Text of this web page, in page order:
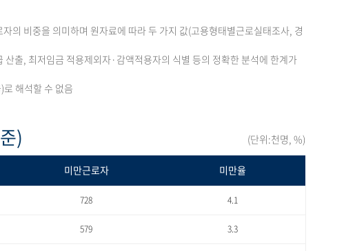
의 비중을 의미하며 원자료에 따라 두 가지 값(고용형태별근로실태조사, 경
출, 최저임금 적용제외자·감액적용자의 식별 등의 정확한 분석에 한계가
로 해석할 수 없음
) (단위:천명, %)
미만근로자 미만율
728 4.1
579 3.3